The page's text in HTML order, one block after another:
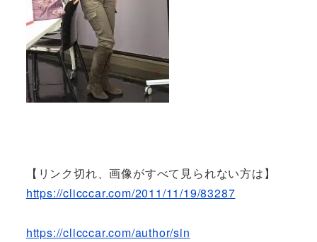
【リンク切れ、画像がすべて見られない方は】
https://clicccar.com/2011/11/19/83287
https://clicccar.com/author/sin